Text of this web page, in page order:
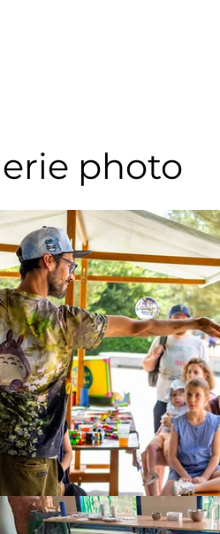
photo